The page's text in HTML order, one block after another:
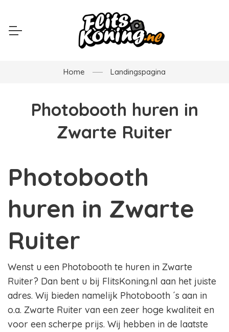
Home Landingspagina
Photobooth huren in
Zwarte Ruiter
Photobooth
huren in Zwarte
Ruiter
Wenst u een Photobooth te huren in Zwarte
Ruiter? Dan bent u bij FlitsKoning.nl aan het juiste
adres. Wij bieden namelijk Photobooth ´s aan in
o.a. Zwarte Ruiter van een zeer hoge kwaliteit en
voor een scherpe prijs. Wij hebben in de laatste